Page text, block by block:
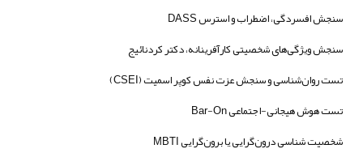
سنجش افسردگی، اضطراب و استرس DASS
سنجش ویژگی‌های شخصیتی کارآفرینانه، دکتر کردنائیج
تست روان‌شناسی و سنجش عزت نفس کوپر اسمیت (CSEI)
تست هوش هیجانی-اجتماعی Bar-On
شخصیت شناسی درون‌گرایی یا برون‌گرایی MBTI